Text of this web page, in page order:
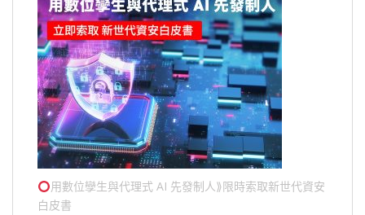
用數位孿生與代理式 AI 先發制人⟫限時索取新世代資安
白皮書